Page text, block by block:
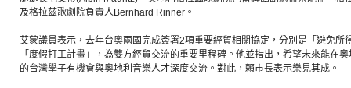
及格拉茲歌劇院負責人Bernhard Rinner。
艾蒙議員表示，去年台奧兩國完成簽署2項重要經貿相關協定，分別是「避免所
「度假打工計畫」，為雙方經貿交流的重要里程碑。他並指出，希望未來能在
的台灣學子有機會與奧地利音樂人才深度交流。對此，賴市長表示樂見其成。